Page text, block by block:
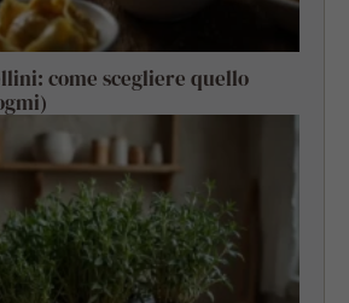
come scegliere quello